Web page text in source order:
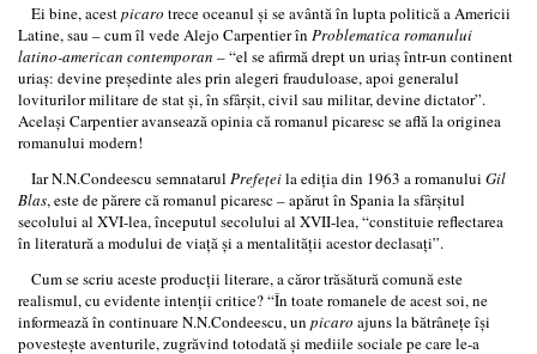
Ei bine, acestpicaro trece oceanul şi se avântă în lupta politică a Americii
Latine, sau – cum îl vede Alejo Carpentier în Problematica romanului
latino-american contemporan – “el se afirmă drept un uriaş într-un continent
uriaş: devine preşedinte ales prin alegeri frauduloase, apoi generalul
loviturilor militare de stat şi, în sfârşit, civil sau militar, devine dictator”.
Acelaşi Carpentier avansează opinia că romanul picaresc se află la originea
romanului modern!
Iar N.N.Condeescu semnatarul Prefeţeila ediţia din 1963 a romanului Gil
Blas, este de părere că romanul picaresc – apărut în Spania la sfârşitul
secolului al XVI-lea, începutul secolului al XVII-lea, “constituie reflectarea
în literatură a modului de viaţă şi a mentalităţii acestor declasaţi”.
Cum se scriu aceste producţii literare, a căror trăsătură comună este
realismul, cu evidente intenţii critice? “În toate romanele de acest soi, ne
informează în continuare N.N.Condeescu, un picaro ajuns la bătrâneţe îşi
povesteşte aventurile, zugrăvind totodată şi mediile sociale pe care le-a